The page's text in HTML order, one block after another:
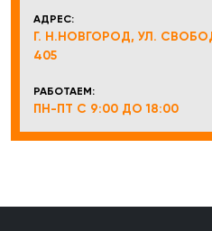
АДРЕС:
Г. Н.НОВГОРОД, УЛ.
405
РАБОТАЕМ:
ПН-ПТ С 9:00 ДО 18:00